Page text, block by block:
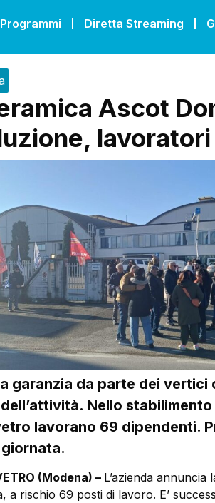
Diretta Streaming
Ascot
garanzia da parte dei vertici
Nello
lavorano 69 dipendenti.
(Modena) – L’azienda annuncia
a rischio 69 posti di lavoro. E’